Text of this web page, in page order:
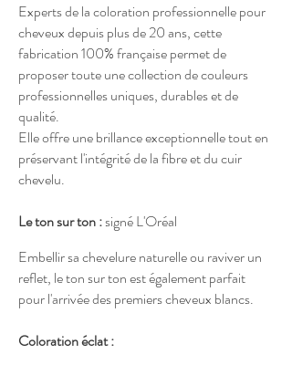
Experts de la coloration professionnelle pour
cheveux depuis plus de 20 ans, cette
fabrication 100% française permet de
proposer toute une collection de couleurs
professionnelles uniques, durables et de
qualité.
Elle offre une brillance exceptionnelle tout en
préservant l'intégrité de la fibre et du cuir
chevelu.
Le ton sur ton :signé L'Oréal
Embellir sa chevelure naturelle ou raviver un
reflet, le ton sur ton est également parfait
pour l'arrivée des premiers cheveux blancs.
Coloration éclat :